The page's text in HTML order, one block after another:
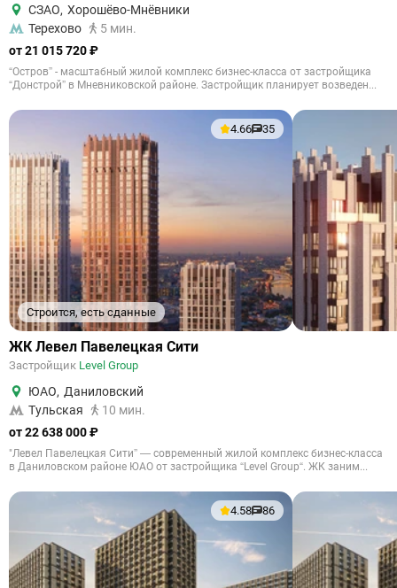
СЗАО, Хорошёво-Мнёвники
Терехово
5 мин.
от 21 015 720 ₽
“Остров” - масштабный жилой комплекс бизнес-класса от застройщика
“Донстрой” в Мневниковской районе. Застройщик планирует возведен...
Строится, есть сданные
4.66 35
ЖК Левел Павелецкая Сити
Застройщик Level Group
ЮАО, Даниловский
Тульская
10 мин.
от 22 638 000 ₽
"Левел Павелецкая Сити” — современный жилой комплекс бизнес-класса
в Даниловском районе ЮАО от застройщика “Level Group“. ЖК заним...
4.58 86